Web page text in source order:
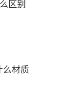
区别
材质